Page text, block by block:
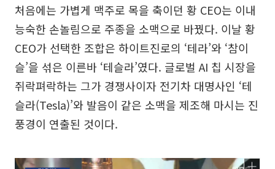
처음에는 가볍게 맥주로 목을 축이던 황 CEO는 이내
능숙한 손놀림으로 주종을 소맥으로 바꿨다. 이날 황
CEO가 선택한 조합은 하이트진로의 ‘테라’와 ‘참이
슬’을 섞은 이른바 ‘테슬라’였다. 글로벌 AI 칩 시장을
쥐락펴락하는 그가 경쟁사이자 전기차 대명사인 ‘테
슬라(Tesla)’와 발음이 같은 소맥을 제조해 마시는 진
풍경이 연출된 것이다.